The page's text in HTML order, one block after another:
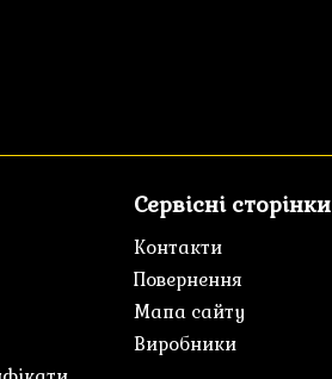
Сервісні сторінки
Контакти
Повернення
Мапа сайту
Виробники